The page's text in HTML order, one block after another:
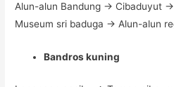
Alun-alun Bandung -> Cibaduyut -
Museum sri baduga -> Alun-alun
Bandros kuning